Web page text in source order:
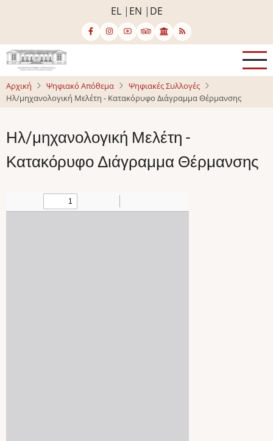
κυρίως
περιεχόμενο
EL EN DE
Αρχική Ψηφιακό Απόθεμα
Ψηφιακές Συλλογές
Ηλ/μηχανολογική Μελέτη - Κατακόρυφο Διάγραμμα Θέρμανσης
Ηλ/μηχανολογική Μελέτη -
Κατακόρυφο Διάγραμμα Θέρμανσης